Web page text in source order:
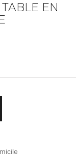
EN